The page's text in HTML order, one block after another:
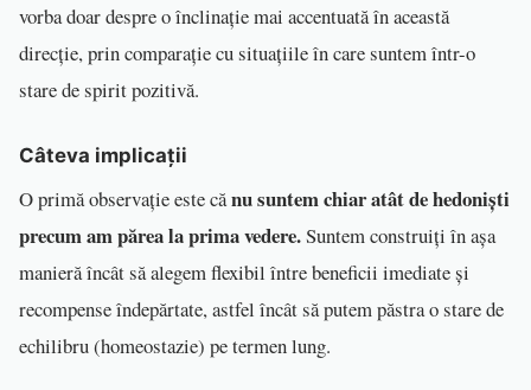
vorba doar despre o înclinație mai accentuată în această
direcție, prin comparație cu situațiile în care suntem într-o
stare de spirit pozitivă.
Câteva implicații
O primă observație este cănu suntem chiar atât de hedoniști
precum am părea la prima vedere.Suntem construiți în așa
manieră încât să alegem flexibil între beneficii imediate și
recompense îndepărtate, astfel încât să putem păstra o stare de
echilibru (homeostazie) pe termen lung.